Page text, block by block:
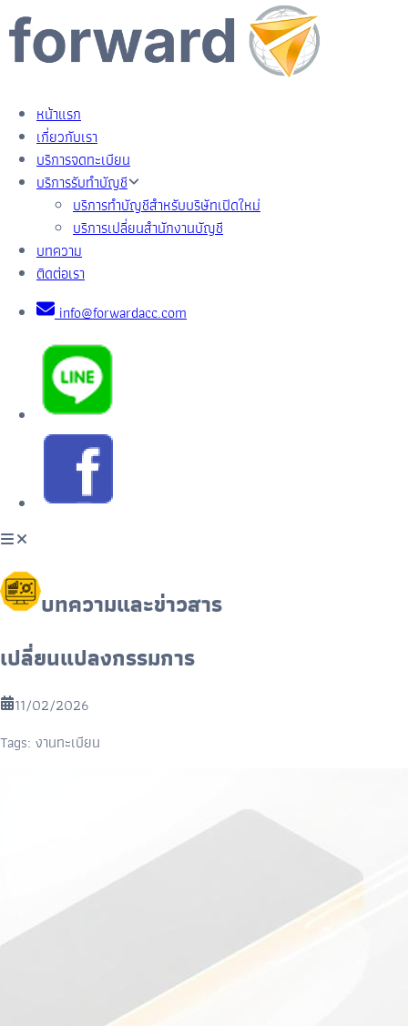
หน้าแรก
เกี่ยวกับเรา
บริการจดทะเบียน
บริการรับทำบัญชี
บริการทำบัญชีสำหรับบริษัทเปิดใหม่
บริการเปลี่ยนสำนักงานบัญชี
บทความ
ติดต่อเรา
info@forwardacc.com
บทความและข่าวสาร
เปลี่ยนแปลงกรรมการ
11/02/2026
Tags: งานทะเบียน